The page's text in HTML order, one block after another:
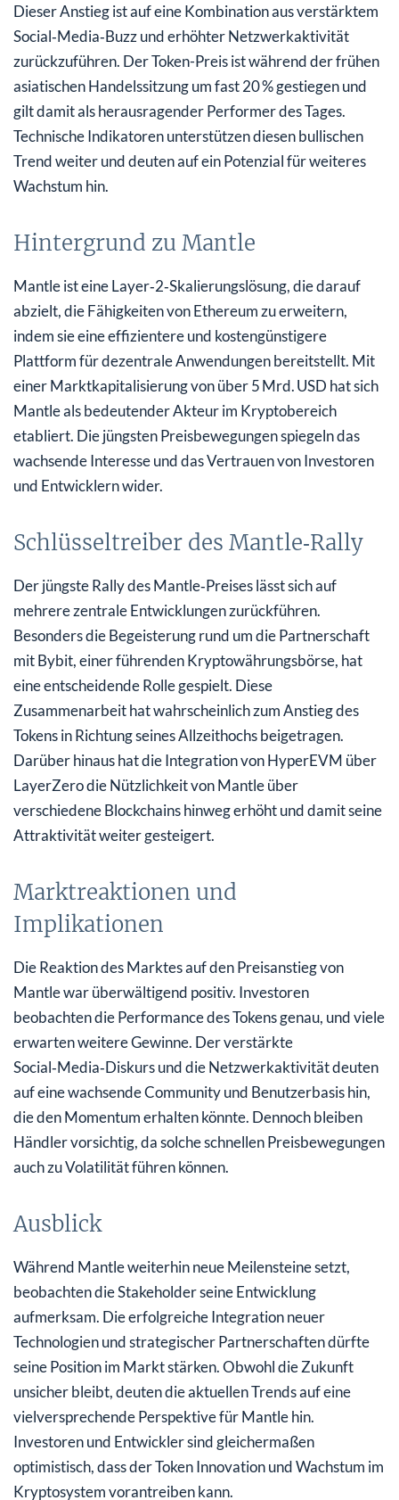
Dieser Anstieg ist auf eine Kombination aus verstärktem
Social‑Media‑Buzz und erhöhter Netzwerkaktivität
zurückzuführen. Der Token-Preis ist während der frühen
asiatischen Handelssitzung um fast 20 % gestiegen und
gilt damit als herausragender Performer des Tages.
Technische Indikatoren unterstützen diesen bullischen
Trend weiter und deuten auf ein Potenzial für weiteres
Wachstum hin.
Hintergrund zu Mantle
Mantle ist eine Layer‑2‑Skalierungslösung, die darauf
abzielt, die Fähigkeiten von Ethereum zu erweitern,
indem sie eine effizientere und kostengünstigere
Plattform für dezentrale Anwendungen bereitstellt. Mit
einer Marktkapitalisierung von über 5 Mrd. USD hat sich
Mantle als bedeutender Akteur im Kryptobereich
etabliert. Die jüngsten Preisbewegungen spiegeln das
wachsende Interesse und das Vertrauen von Investoren
und Entwicklern wider.
Schlüsseltreiber des Mantle‑Rally
Der jüngste Rally des Mantle‑Preises lässt sich auf
mehrere zentrale Entwicklungen zurückführen.
Besonders die Begeisterung rund um die Partnerschaft
mit Bybit, einer führenden Kryptowährungsbörse, hat
eine entscheidende Rolle gespielt. Diese
Zusammenarbeit hat wahrscheinlich zum Anstieg des
Tokens in Richtung seines Allzeithochs beigetragen.
Darüber hinaus hat die Integration von HyperEVM über
LayerZero die Nützlichkeit von Mantle über
verschiedene Blockchains hinweg erhöht und damit seine
Attraktivität weiter gesteigert.
Marktreaktionen und
Implikationen
Die Reaktion des Marktes auf den Preisanstieg von
Mantle war überwältigend positiv. Investoren
beobachten die Performance des Tokens genau, und viele
erwarten weitere Gewinne. Der verstärkte
Social‑Media‑Diskurs und die Netzwerkaktivität deuten
auf eine wachsende Community und Benutzerbasis hin,
die den Momentum erhalten könnte. Dennoch bleiben
Händler vorsichtig, da solche schnellen Preisbewegungen
auch zu Volatilität führen können.
Ausblick
Während Mantle weiterhin neue Meilensteine setzt,
beobachten die Stakeholder seine Entwicklung
aufmerksam. Die erfolgreiche Integration neuer
Technologien und strategischer Partnerschaften dürfte
seine Position im Markt stärken. Obwohl die Zukunft
unsicher bleibt, deuten die aktuellen Trends auf eine
vielversprechende Perspektive für Mantle hin.
Investoren und Entwickler sind gleichermaßen
optimistisch, dass der Token Innovation und Wachstum im
Kryptosystem vorantreiben kann.